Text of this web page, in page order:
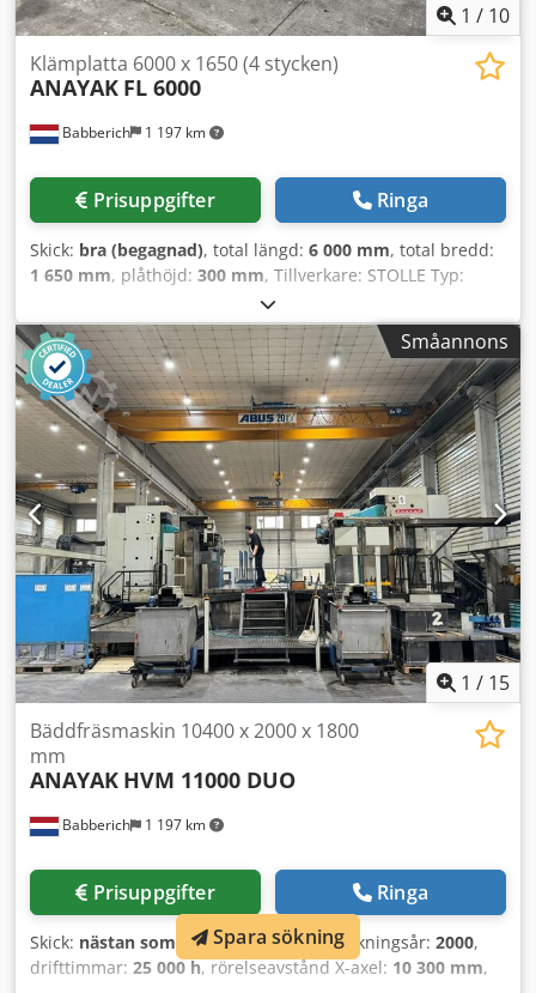
1 / 10
Babberich 1 197 km
Klämplatta 6000 x 1650 (4 stycken)
ANAYAK FL 6000
Prisuppgifter Ringa
Skick: bra (begagnad), total längd: 6 000 mm, total bredd:
1 650 mm, plåthöjd: 300 mm, Tillverkare: STOLLE Typ:
GJUTJÄRNS... Tillverkningsår: 2004 Codpfxewpva Eo Ag
Uoha Specifikationer Metriskt US Standard Längd: 6000
mm Bredd: 1650 mm Höjd: 300 mm Antal T-spår: 6 Avstånd
mellan T-spår / Steg: 250 mm T-spårsstorlek: 27 mm Vikt
per platta ca: 7200 kg Antal matchande delar: 4
Dimensioner (uppskattat) Längd: 6000 mm Bredd: 1650
mm Höjd: 300 mm Vikt: 7200 kg Vänligen observera:
Informationen på denna sida har tillhandahållits av oss
efter bästa förmåga och, där så är möjligt, från
tillverkaren. Informationen lämnas i god tro men
noggrannhet kan inte garanteras. Därmed utgör de ingen
representation eller avtalsvillkor. Vi rekommenderar att du
kontrollerar alla viktiga detaljer själv.
Småannons
1 / 15
Babberich 1 197 km
Bäddfräsmaskin 10400 x 2000 x 1800
mm
ANAYAK HVM 11000 DUO
Prisuppgifter Ringa
Skick: nästan som ny (begagnad), Tillverkningsår: 2000,
drifttimmar: 25 000 h, rörelseavstånd X-axel: 10 300 mm,
Spara sökning